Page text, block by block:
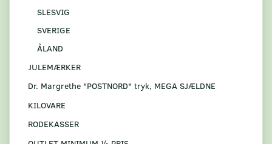
SLESVIG
SVERIGE
ÅLAND
JULEMÆRKER
Dr. Margrethe "POSTNORD" tryk, MEGA SJÆLDNE
KILOVARE
RODEKASSER